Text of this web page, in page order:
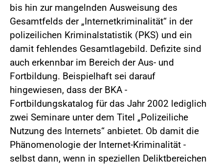
bis hin zur mangelnden Ausweisung des
Gesamtfelds der „Internetkriminalität“ in der
polizeilichen Kriminalstatistik (PKS) und ein
damit fehlendes Gesamtlagebild. Defizite sind
auch erkennbar im Bereich der Aus- und
Fortbildung. Beispielhaft sei darauf
hingewiesen, dass der BKA -
Fortbildungskatalog für das Jahr 2002 lediglich
zwei Seminare unter dem Titel „Polizeiliche
Nutzung des Internets“ anbietet. Ob damit die
Phänomenologie der Internet-Kriminalität -
selbst dann, wenn in speziellen Deliktbereichen